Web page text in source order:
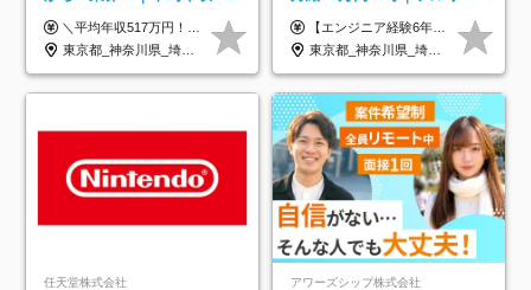
万円｜ホワイト企業認定｜
年休134日｜リモートOK
＼平均年収517万円！入社5年目まで毎年必ず昇給／ ■賞与年3回 ■年収800万円以上も可 ■入社3年以上の平均年収469.2万円 月給23万2000円以上＋賞与年3回＋各種手当 ☆入社5年目まで最大1万5000円の定期昇給を確約 ┃各種手当充実 ・規定の資格を取得すれば、2000円～5万円を毎月支給（2万4000円～60万円／年） ・研修中に取得した取得率95％の資格でも研修後の給料UP ※月給は年齢・経験・能力を考慮して、優遇いたします ※上記月給金額は固定残業代（20時間/3万1300円円以上）を含み、超過分は別途支給いたします ※試用期間（6ヶ月）は月給に変動はありますが、その他待遇に差異はありません ├入社後1ヶ月～3ヶ月間は、月給20万1900円となります └上記金額は固定残業代（10時間／1万6000円）を含み、超過分は別途支給いたします
東京都_神奈川県_埼玉県_千葉県_大阪府_愛知県_北海道_青森県_岩手県_宮城県_秋田県_山形県_福島県_茨城県_栃木県_群馬県_新潟県_山梨県_長野県_富山県_石川県_福井県_静岡県_岐阜県_三重県_兵庫県_京都府_滋賀県_奈良県_和歌山県_広島県_岡山県_鳥取県_島根県_山口県_徳島県_香川県_愛媛県_高知県_福岡県_熊本県_佐賀県_長崎県_大分県_宮崎県_鹿児島県_沖縄県
ートも可｜案件選択制｜定
着率96％以上｜副業OK｜住
宅手当
【エンジニア経験6年以上の方】 月給46万円～100万円（固定残業代含む） ※上記月給には月30時間分の固定残業代（月8万7,400円～月19万円）を含む。超過分は全額支給。 【エンジニア経験4年以上の方】 月給42万円～100万円（固定残業代含む） ※上記月給には月30時間分の固定残業代（月7万9,800円～月19万円）を含む。超過分は全額支給。 【エンジニア経験4年未満の方】 月給38万円～100万円（固定残業代含む） ※上記月給には月30時間分の固定残業代（月7万2,200円～月19万円）を含む。超過分は全額支給。 ※経験、スキル、前職給与などを踏まえて決定。 ◆ルトラの給与制度のポイント！◆ ・社員の95%が入社時に年収UP！最高で300万円UPの実績も ・平均還元率86.3%（交通費・住宅手当・会社負担分の社保も含む） ・人柄やポテンシャルを評価し、スキル以上の希望年収を提示することも ・退職金制度やリファラル手当（平均50万円）あり
東京都_神奈川県_埼玉県_千葉県_大阪府_愛知県_北海道_青森県_岩手県_宮城県_秋田県_山形県_福島県_茨城県_栃木県_群馬県_新潟県_山梨県_長野県_富山県_石川県_福井県_静岡県_岐阜県_三重県_兵庫県_京都府_滋賀県_奈良県_和歌山県_広島県_岡山県_鳥取県_島根県_山口県_徳島県_香川県_愛媛県_高知県_福岡県_熊本県_佐賀県_長崎県_大分県_宮崎県_鹿児島県_沖縄県
任天堂株式会社 アワーズシップ株式会社